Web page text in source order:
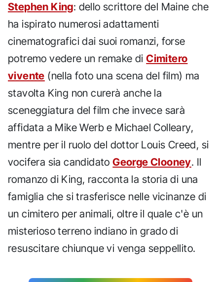
Stephen King: dello scrittore del Maine che
ha ispirato numerosi adattamenti
cinematografici dai suoi romanzi, forse
potremo vedere un remake diCimitero
vivente (nella foto una scena del film) ma
stavolta King non curerà anche la
sceneggiatura del film che invece sarà
affidata a Mike Werb e Michael Colleary,
mentre per il ruolo del dottor Louis Creed, si
vocifera sia candidatoGeorge Clooney. Il
romanzo di King, racconta la storia di una
famiglia che si trasferisce nelle vicinanze di
un cimitero per animali, oltre il quale c'è un
misterioso terreno indiano in grado di
resuscitare chiunque vi venga seppellito.